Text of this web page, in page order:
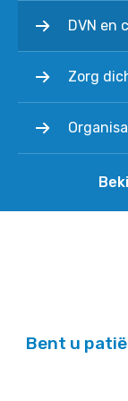
DVN en
Zorg
Bent u